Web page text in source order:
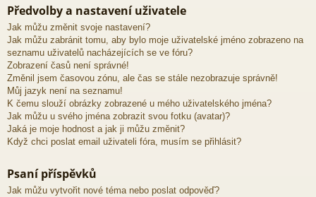
Předvolby a nastavení uživatele
Jak můžu změnit svoje nastavení?
Jak můžu zabránit tomu, aby bylo moje uživatelské jméno zobrazeno na
seznamu uživatelů nacházejících se ve fóru?
Zobrazení časů není správné!
Změnil jsem časovou zónu, ale čas se stále nezobrazuje správně!
Můj jazyk není na seznamu!
K čemu slouží obrázky zobrazené u mého uživatelského jména?
Jak můžu u svého jména zobrazit svou fotku (avatar)?
Jaká je moje hodnost a jak ji můžu změnit?
Když chci poslat email uživateli fóra, musím se přihlásit?
Psaní příspěvků
Jak můžu vytvořit nové téma nebo poslat odpověď?